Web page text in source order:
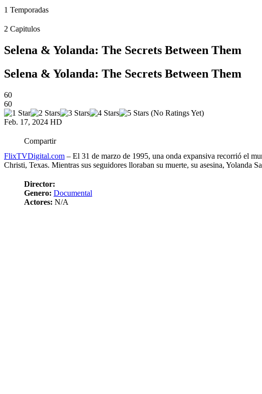
1 Temporadas
2 Capitulos
Selena & Yolanda: The Secrets Between Them
Selena & Yolanda: The Secrets Between Them
60
60
(No Ratings Yet)
Feb. 17, 2024 HD
Compartir
FlixTVDigital.com – El 31 de marzo de 1995, una onda expansiva recorrió el
Christi, Texas. Mientras sus seguidores lloraban su muerte, su asesina, Yolanda
Director:
Genero: Documental
Actores: N/A